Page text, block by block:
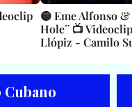
🟡 Eme Alfonso
Hole¨ 📺
Llópiz - Camilo